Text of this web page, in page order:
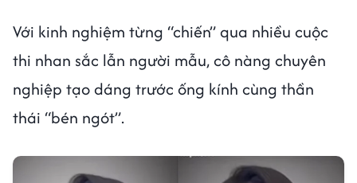
Với kinh nghiệm từng “chiến” qua nhiều cuộc
thi nhan sắc lẫn người mẫu, cô nàng chuyên
nghiệp tạo dáng trước ống kính cùng thần
thái “bén ngót”.